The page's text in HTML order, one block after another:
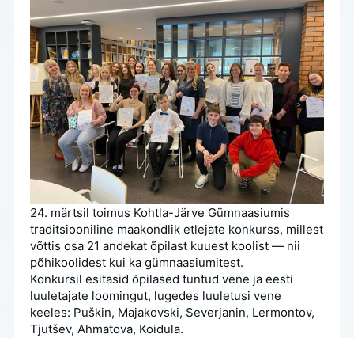
24. märtsil toimus Kohtla-Järve Gümnaasiumis
traditsiooniline maakondlik etlejate konkurss, millest
võttis osa 21 andekat õpilast kuuest koolist — nii
põhikoolidest kui ka gümnaasiumitest.
Konkursil esitasid õpilased tuntud vene ja eesti
luuletajate loomingut, lugedes luuletusi vene
keeles: Puškin, Majakovski, Severjanin, Lermontov,
Tjutšev, Ahmatova, Koidula.